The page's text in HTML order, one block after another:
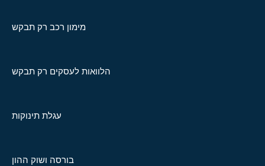
מימון רכב רק תבקש
הלוואות לעסקים רק תבקש
עגלת תינוקות
בורסה ושוק ההון